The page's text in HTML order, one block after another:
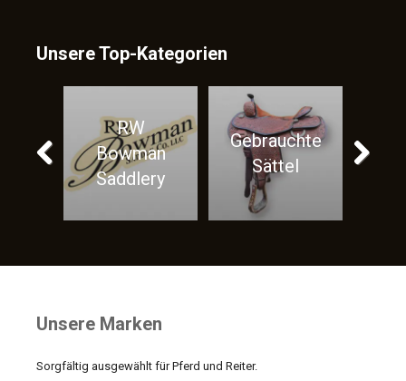
Unsere Top-Kategorien
Stall
Pflegemittel
fürs Pferd
Previous
Unsere Marken
Sorgfältig ausgewählt für Pferd und Reiter.